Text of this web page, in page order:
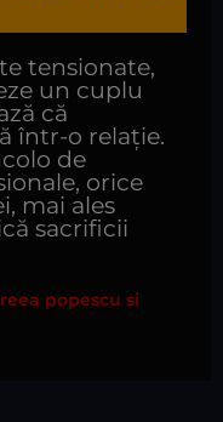
tensionate,
un cuplu
că
într-o relație.
de
orice
mai ales
sacrificii
popescu si